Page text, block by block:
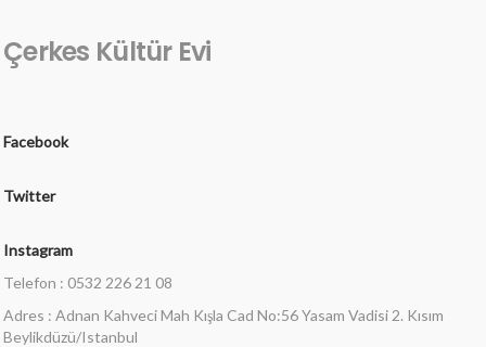
Çerkes Kültür Evi
Facebook
Twitter
Instagram
Telefon : 0532 226 21 08
Adres : Adnan Kahveci Mah Kışla Cad No:56 Yasam Vadisi 2. Kısım
Beylikdüzü/Istanbul